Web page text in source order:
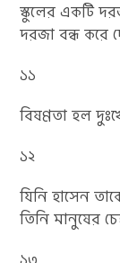
স্কুলের একটি
দরজা বন্ধ করে
১১
বিষণ্ণতা হল
১২
যিনি হাসেন
তিনি মানুষের